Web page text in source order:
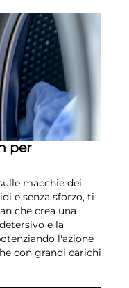
per
macchie dei
e senza sforzo, ti
che crea una
e la
l'azione
con grandi carichi